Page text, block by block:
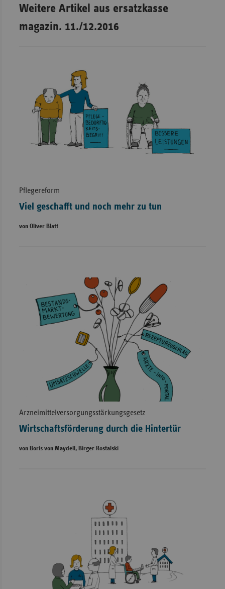
Weitere Artikel aus ersatzkasse
magazin. 11./12.2016
Pflegereform
Viel geschafft und noch mehr zu tun
von Oliver Blatt
Arzneimittelversorgungsstärkungsgesetz
Wirtschaftsförderung durch die Hintertür
von Boris von Maydell, Birger Rostalski